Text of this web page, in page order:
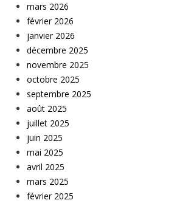
mars 2026
février 2026
janvier 2026
décembre 2025
novembre 2025
octobre 2025
septembre 2025
août 2025
juillet 2025
juin 2025
mai 2025
avril 2025
mars 2025
février 2025